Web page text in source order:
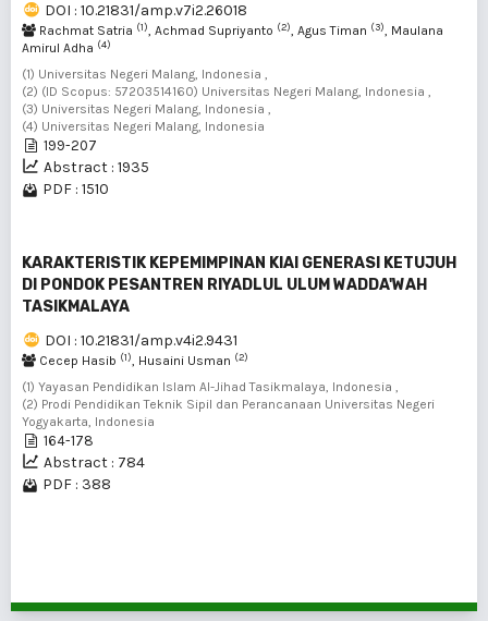
DOI : 10.21831/amp.v7i2.26018
Rachmat Satria (1), Achmad Supriyanto (2), Agus Timan (3), Maulana
Amirul Adha (4)
(1) Universitas Negeri Malang, Indonesia ,
(2) (ID Scopus: 57203514160) Universitas Negeri Malang, Indonesia ,
(3) Universitas Negeri Malang, Indonesia ,
(4) Universitas Negeri Malang, Indonesia
199-207
Abstract : 1935
PDF : 1510
KARAKTERISTIK KEPEMIMPINAN KIAI GENERASI KETUJUH
DI PONDOK PESANTREN RIYADLUL ULUM WADDA'WAH
TASIKMALAYA
DOI : 10.21831/amp.v4i2.9431
Cecep Hasib (1), Husaini Usman (2)
(1) Yayasan Pendidikan Islam Al-Jihad Tasikmalaya, Indonesia ,
(2) Prodi Pendidikan Teknik Sipil dan Perancanaan Universitas Negeri
Yogyakarta, Indonesia
164-178
Abstract : 784
PDF : 388